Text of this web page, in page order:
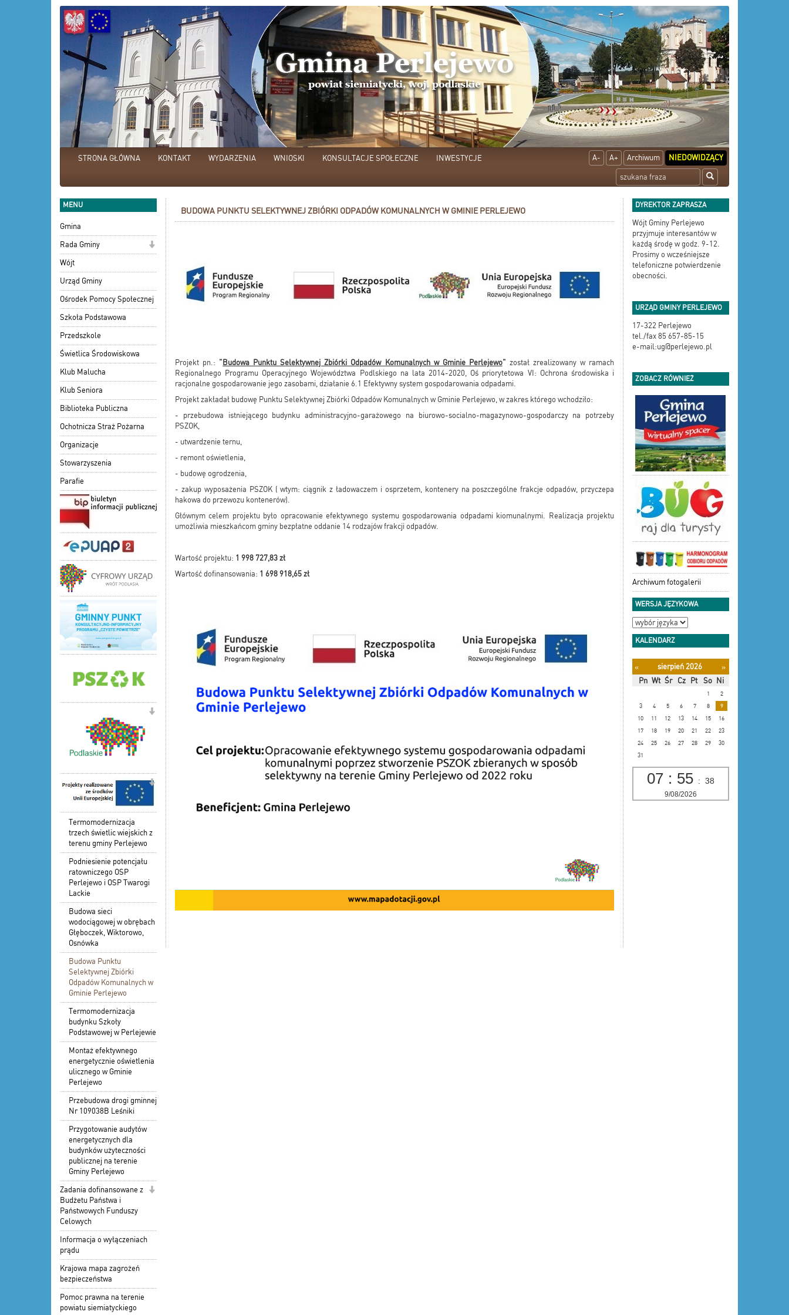
STRONA GŁÓWNA KONTAKT WYDARZENIA WNIOSKI KONSULTACJE SPOŁECZNE INWESTYCJE A- A+ Archiwum NIEDOWIDZĄCY
MENU
Gmina
Rada Gminy
Wójt
Urząd Gminy
Ośrodek Pomocy Społecznej
Szkoła Podstawowa
Przedszkole
Świetlica Środowiskowa
Klub Malucha
Klub Seniora
Biblioteka Publiczna
Ochotnicza Straż Pożarna
Organizacje
Stowarzyszenia
Parafie
Termomodernizacja
trzech świetlic wiejskich z
terenu gminy Perlejewo
Podniesienie potencjału
ratowniczego OSP
Perlejewo i OSP Twarogi
Lackie
Budowa sieci
wodociągowej w obrębach
Głęboczek, Wiktorowo,
Osnówka
Budowa Punktu
Selektywnej Zbiórki
Odpadów Komunalnych w
Gminie Perlejewo
Termomodernizacja
budynku Szkoły
Podstawowej w Perlejewie
Montaż efektywnego
energetycznie oświetlenia
ulicznego w Gminie
Perlejewo
Przebudowa drogi gminnej
Nr 109038B Leśniki
Przygotowanie audytów
energetycznych dla
budynków użyteczności
publicznej na terenie
Gminy Perlejewo
Zadania dofinansowane z
Budżetu Państwa i
Państwowych Funduszy
Celowych
Informacja o wyłączeniach
prądu
Krajowa mapa zagrożeń
bezpieczeństwa
Pomoc prawna na terenie
powiatu siemiatyckiego
BUDOWA PUNKTU SELEKTYWNEJ ZBIÓRKI ODPADÓW KOMUNALNYCH W GMINIE PERLEJEWO
Projekt pn.: " Budowa Punktu Selektywnej Zbiórki Odpadów Komunalnych w Gminie Perlejewo" został zrealizowany w ramach
Regionalnego Programu Operacyjnego Województwa Podlskiego na lata 2014-2020, Oś priorytetowa VI: Ochrona środowiska i
racjonalne gospodarowanie jego zasobami, działanie 6.1 Efektywny system gospodarowania odpadami.
Projekt zakładał budowę Punktu Selektywnej Zbiórki Odpadów Komunalnych w Gminie Perlejewo, w zakres którego wchodziło:
- przebudowa istniejącego budynku administracyjno-garażowego na biurowo-socialno-magazynowo-gospodarczy na potrzeby
PSZOK,
- utwardzenie ternu,
- remont oświetlenia,
- budowę ogrodzenia,
- zakup wyposażenia PSZOK ( wtym: ciągnik z ładowaczem i osprzetem, kontenery na poszczególne frakcje odpadów, przyczepa
hakowa do przewozu kontenerów).
Głównym celem projektu było opracowanie efektywnego systemu gospodarowania odpadami kiomunalnymi. Realizacja projektu
umożliwia mieszkańcom gminy bezpłatne oddanie 14 rodzajów frakcji odpadów.
Wartość projektu: 1 998 727,83 zł
Wartość dofinansowania: 1 698 918,65 zł
DYREKTOR ZAPRASZA
Wójt Gminy Perlejewo
przyjmuje interesantów w
każdą środę w godz. 9-12.
Prosimy o wcześniejsze
telefoniczne potwierdzenie
obecności.
URZĄD GMINY PERLEJEWO
17-322 Perlejewo
tel./fax 85 657-85-15
e-mail:ug@perlejewo.pl
ZOBACZ RÓWNIEŻ
Archiwum fotogalerii
WERSJA JĘZYKOWA
KALENDARZ
« sierpień 2026
»
Pn Wt Śr Cz Pt So Ni
1
2
3
4 5 6 7 8
9
10
11 12 13 14 15
16
17
18 19 20 21 22
23
24
25 26 27 28 29
30
31
07 : 55 : 39
9/08/2026